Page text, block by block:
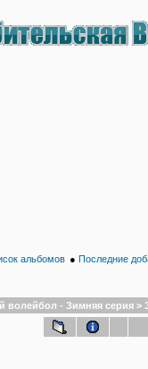
альбомов ● Последние
волейбол - Зимняя серия >